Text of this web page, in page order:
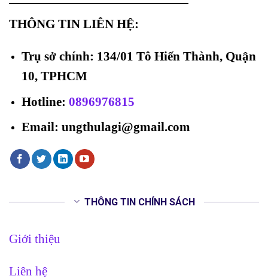
THÔNG TIN LIÊN HỆ:
Trụ sở chính: 134/01 Tô Hiến Thành, Quận
10, TPHCM
Hotline: 0896976815
Email: ungthulagi@gmail.com
THÔNG TIN CHÍNH SÁCH
Giới thiệu
Liên hệ